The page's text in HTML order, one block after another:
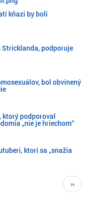
kňazi by boli
podporuje
bol obvinený
ktorý podporoval
„nie je hriechom“
ktorí sa „snažia
Next
page
››